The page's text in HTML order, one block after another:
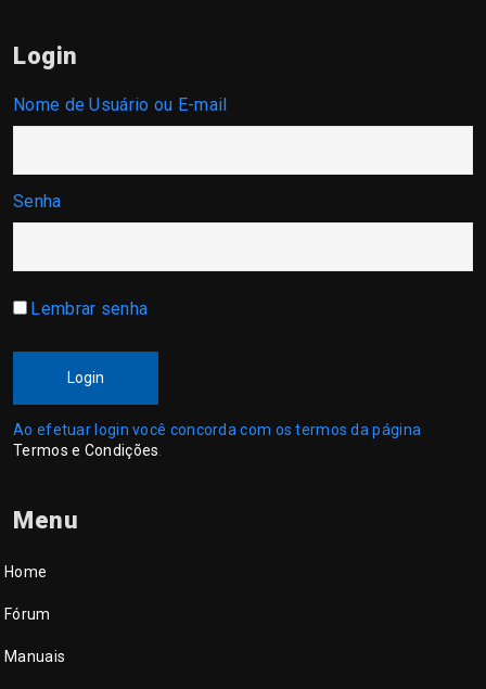
Login
Nome de Usuário ou E-mail
Senha
Lembrar senha
Login
Ao efetuar login você concorda com os termos da página
Termos e Condições
Menu
Home
Fórum
Manuais